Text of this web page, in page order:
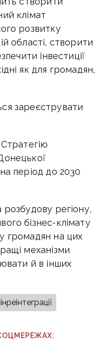
клімат
розвитку
області, створити
інвестиції
як для громадян,
зареєструвати
період до 2030
регіону,
бізнес-клімату
громадян на цих
механізми
й в інших